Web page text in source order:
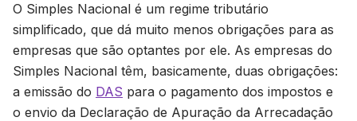
O Simples Nacional é um regime tributário
simplificado, que dá muito menos obrigações para as
empresas que são optantes por ele. As empresas do
Simples Nacional têm, basicamente, duas obrigações:
a emissão do DAS para o pagamento dos impostos e
o envio da Declaração de Apuração da Arrecadação